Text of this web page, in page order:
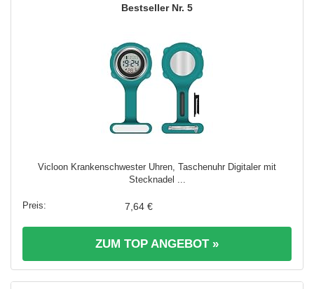
5
Vicloon Krankenschwester Uhren, Taschenuhr Digitaler mit
Stecknadel ...
7,64 €
ZUM TOP ANGEBOT »